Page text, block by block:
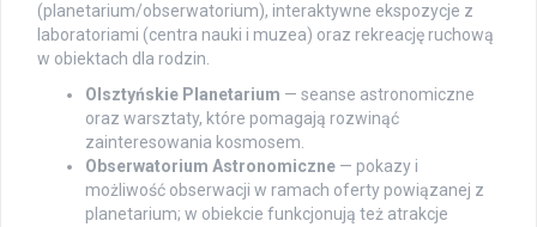
(planetarium/obserwatorium), interaktywne ekspozycje z
laboratoriami (centra nauki i muzea) oraz rekreację ruchową
w obiektach dla rodzin.
Olsztyńskie Planetarium — seanse astronomiczne
oraz warsztaty, które pomagają rozwinąć
zainteresowania kosmosem.
Obserwatorium Astronomiczne — pokazy i
możliwość obserwacji w ramach oferty powiązanej z
planetarium; w obiekcie funkcjonują też atrakcje